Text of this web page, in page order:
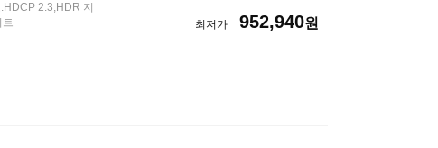
2.3,HDR 지
트 최저가 952,940원